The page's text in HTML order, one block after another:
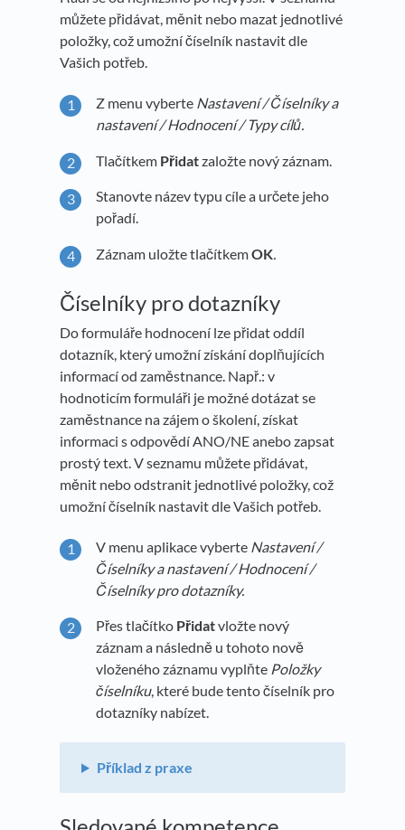
můžete přidávat, měnit nebo mazat jednotlivé
položky, což umožní číselník nastavit dle
Vašich potřeb.
Z menu vyberte Nastavení / Číselníky a
nastavení / Hodnocení / Typy cílů.
Tlačítkem Přidatzaložte nový záznam.
Stanovte název typu cíle a určete jeho
pořadí.
Záznam uložte tlačítkemOK.
Číselníky pro dotazníky
Do formuláře hodnocení lze přidat oddíl
dotazník, který umožní získání doplňujících
informací od zaměstnance. Např.: v
hodnoticím formuláři je možné dotázat se
zaměstnance na zájem o školení, získat
informaci s odpovědí ANO/NE anebo zapsat
prostý text. V seznamu můžete přidávat,
měnit nebo odstranit jednotlivé položky, což
umožní číselník nastavit dle Vašich potřeb.
V menu aplikace vyberte Nastavení /
Číselníky a nastavení / Hodnocení /
Číselníky pro dotazníky.
Přes tlačítko Přidatvložte nový
záznam a následně u tohoto nově
vloženého záznamu vyplňte Položky
číselníku, které bude tento číselník pro
dotazníky nabízet.
Příklad z praxe